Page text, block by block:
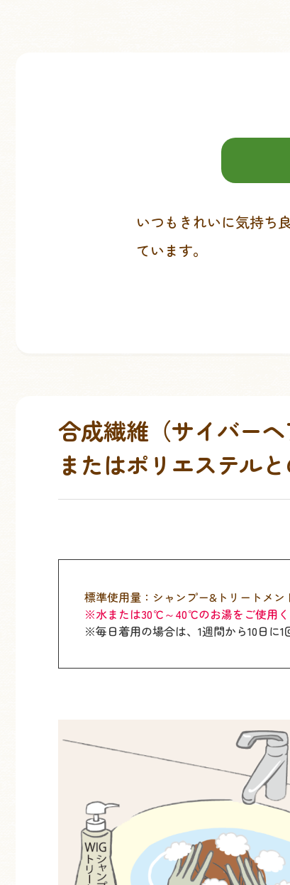
いつもきれいに気持ち
ています。
合成繊維（サイバー
またはポリエステル
標準使用量：シャンプー&トリートメ
※水または30℃～40℃のお湯をご使用く
※毎日着用の場合は、1週間から10日に